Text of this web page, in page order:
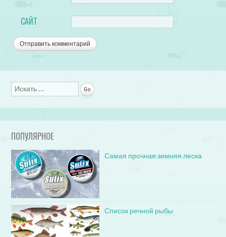
САЙТ
Поиск
ПОПУЛЯРНОЕ
Самая прочная зимняя леска
Список речной рыбы